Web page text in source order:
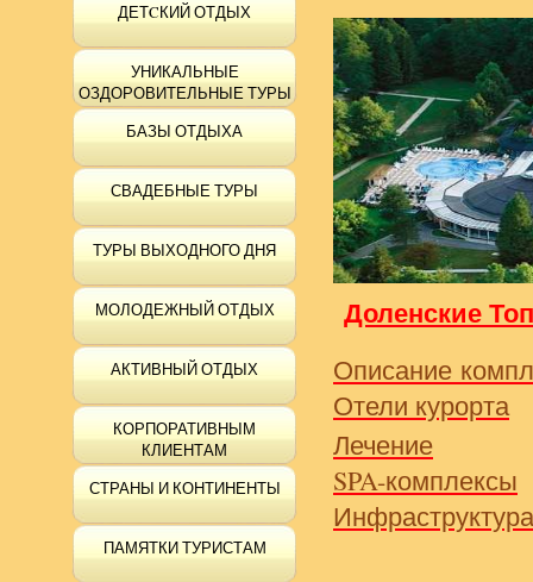
ДЕТCКИЙ ОТДЫХ
УНИКАЛЬНЫЕ
ОЗДОРОВИТЕЛЬНЫЕ ТУРЫ
БАЗЫ ОТДЫХА
СВАДЕБНЫЕ ТУРЫ
ТУРЫ ВЫХОДНОГО ДНЯ
МОЛОДЕЖНЫЙ ОТДЫХ
АКТИВНЫЙ ОТДЫХ
КОРПОРАТИВНЫМ
КЛИЕНТАМ
СТРАНЫ И КОНТИНЕНТЫ
ПАМЯТКИ ТУРИСТАМ
Доленские
Описание
Отели курорта
Лечение
SPA-комплексы
Инфраструктура